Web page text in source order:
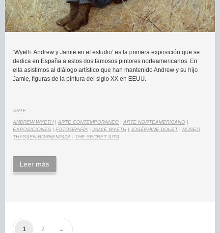
‘Wyeth: Andrew y Jamie en el estudio’ es la primera exposición que se
dedica en España a estos dos famosos pintores norteamericanos. En
ella asistimos al diálogo artístico que han mantenido Andrew y su hijo
Jamie, figuras de la pintura del siglo XX en EEUU.
ARTE
ANDREW WYETH ARTE CONTEMPORANEO ARTE NORTEAMERICANO
EXPOSICIONES
FOTOGRAFÍA JAMIE WYETH JOSÉPHINE DOUET| MUSEO
THYSSEN-BORNEMISZA
THE SECRET SITS
Leer más
1 2